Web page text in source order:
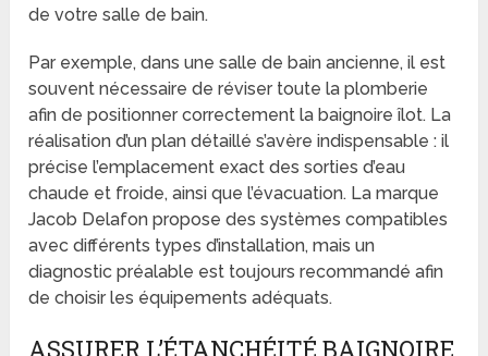
de votre salle de bain.
Par exemple, dans une salle de bain ancienne, il est
souvent nécessaire de réviser toute la plomberie
afin de positionner correctement la baignoire îlot. La
réalisation d’un plan détaillé s’avère indispensable : il
précise l’emplacement exact des sorties d’eau
chaude et froide, ainsi que l’évacuation. La marque
Jacob Delafon propose des systèmes compatibles
avec différents types d’installation, mais un
diagnostic préalable est toujours recommandé afin
de choisir les équipements adéquats.
ASSURER L’ÉTANCHÉITÉ BAIGNOIRE